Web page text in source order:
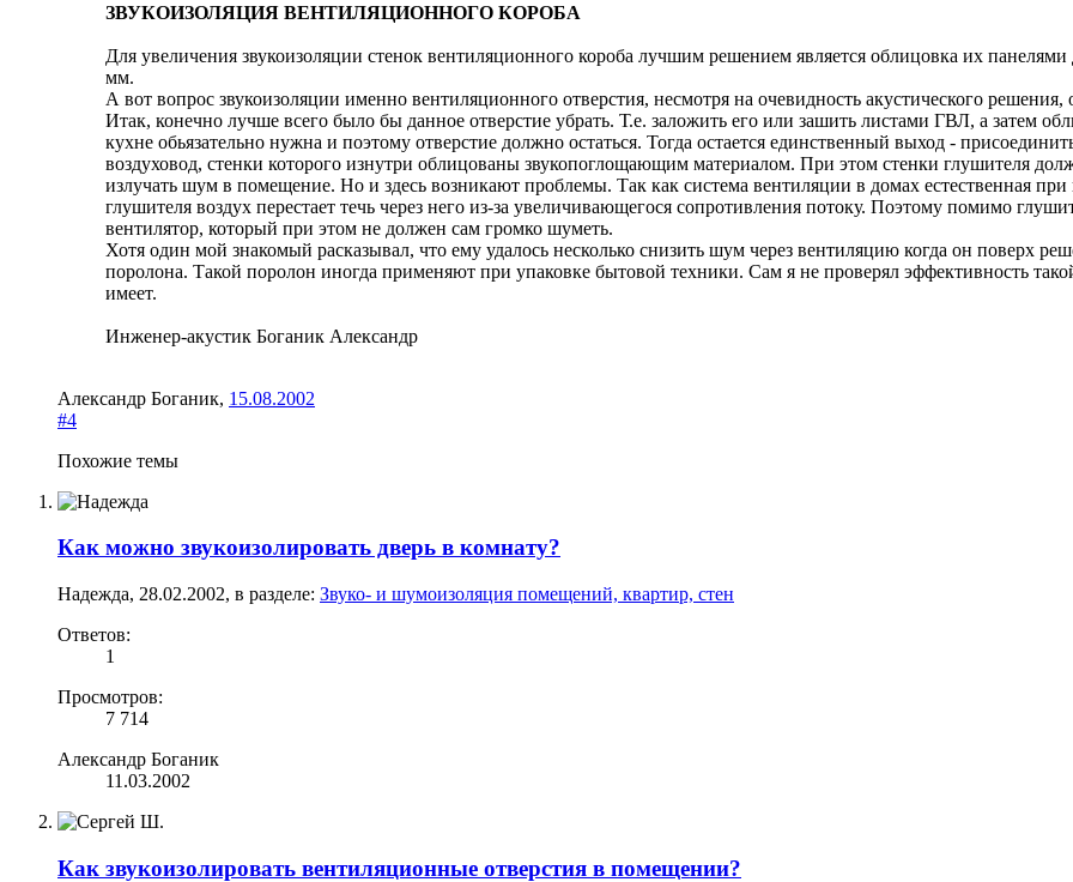
ЗВУКОИЗОЛЯЦИЯ ВЕНТИЛЯЦИОННОГО КОРОБА
Для увеличения звукоизоляции стенок вентиляционного короба лучшим решением является облицовка их
мм.
А вот вопрос звукоизоляции именно вентиляционного отверстия, несмотря на очевидность акустического решения,
Итак, конечно лучше всего было бы данное отверстие убрать. Т.е. заложить его или зашить листами ГВЛ, а затем
кухне обьязательно нужна и поэтому отверстие должно остаться. Тогда остается единственный выход -
воздуховод, стенки которого изнутри облицованы звукопоглощающим материалом. При этом стенки глушителя
излучать шум в помещение. Но и здесь возникают проблемы. Так как система вентиляции в домах естественная
глушителя воздух перестает течь через него из-за увеличивающегося сопротивления потоку. Поэтому помимо
вентилятор, который при этом не должен сам громко шуметь.
Хотя один мой знакомый расказывал, что ему удалось несколько снизить шум через вентиляцию когда он
поролона. Такой поролон иногда применяют при упаковке бытовой техники. Сам я не проверял эффективность
имеет.
Инженер-акустик Боганик Александр
Александр Боганик, 15.08.2002
#4
Похожие темы
Как можно звукоизолировать дверь в комнату?
Надежда, 28.02.2002, в разделе: Звуко- и шумоизоляция помещений, квартир, стен
Ответов:
1
Просмотров:
7 714
Александр Боганик
11.03.2002
Как звукоизолировать вентиляционные отверстия в помещении?